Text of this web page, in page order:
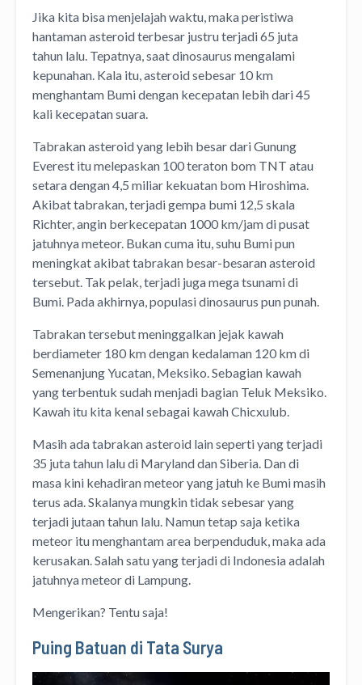
Jika kita bisa menjelajah waktu, maka peristiwa
hantaman asteroid terbesar justru terjadi 65 juta
tahun lalu. Tepatnya, saat dinosaurus mengalami
kepunahan. Kala itu, asteroid sebesar 10 km
menghantam Bumi dengan kecepatan lebih dari 45
kali kecepatan suara.
Tabrakan asteroid yang lebih besar dari Gunung
Everest itu melepaskan 100 teraton bom TNT atau
setara dengan 4,5 miliar kekuatan bom Hiroshima.
Akibat tabrakan, terjadi gempa bumi 12,5 skala
Richter, angin berkecepatan 1000 km/jam di pusat
jatuhnya meteor. Bukan cuma itu, suhu Bumi pun
meningkat akibat tabrakan besar-besaran asteroid
tersebut. Tak pelak, terjadi juga mega tsunami di
Bumi. Pada akhirnya, populasi dinosaurus pun punah.
Tabrakan tersebut meninggalkan jejak kawah
berdiameter 180 km dengan kedalaman 120 km di
Semenanjung Yucatan, Meksiko. Sebagian kawah
yang terbentuk sudah menjadi bagian Teluk Meksiko.
Kawah itu kita kenal sebagai kawah Chicxulub.
Masih ada tabrakan asteroid lain seperti yang terjadi
35 juta tahun lalu di Maryland dan Siberia. Dan di
masa kini kehadiran meteor yang jatuh ke Bumi masih
terus ada. Skalanya mungkin tidak sebesar yang
terjadi jutaan tahun lalu. Namun tetap saja ketika
meteor itu menghantam area berpenduduk, maka ada
kerusakan. Salah satu yang terjadi di Indonesia adalah
jatuhnya meteor di Lampung.
Mengerikan? Tentu saja!
Puing Batuan di Tata Surya